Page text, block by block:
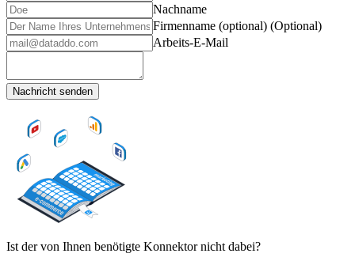
Nachname
Firmenname (optional) (Optional)
Arbeits-E-Mail
Nachricht senden
Ist der von Ihnen benötigte Konnektor nicht dabei?